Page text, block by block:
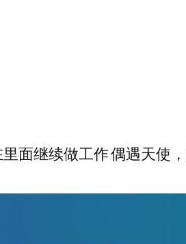
面继续做工作 偶遇天使